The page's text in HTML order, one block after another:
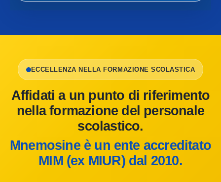
ECCELLENZA NELLA FORMAZIONE SCOLASTICA
Affidati a un punto di riferimento
nella formazione del personale
scolastico.
Mnemosine è un ente accreditato
MIM (ex MIUR) dal 2010.